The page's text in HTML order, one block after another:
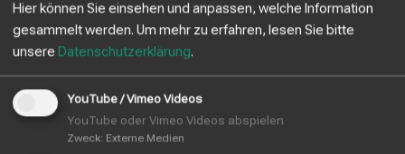
GmbH
MAFU Holding
GmbH
Automatisierung,
Meßtechnik
Platypus PR
GmbH
Vermarktung,
Beratung
www.platypus-
Hier können Sie einsehen und anpassen, welche Information
gesammelt werden. Um mehr zu erfahren, lesen Sie bitte
unsere Datenschutzerklärung.
YouTube / Vimeo Videos
YouTube oder Vimeo Videos abspielen
Zweck: Externe Medien